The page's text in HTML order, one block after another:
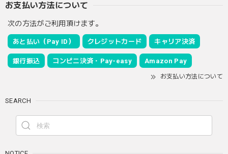
お支払い方法について
次の方法がご利用頂けます。
あと払い（Pay ID） クレジットカード キャリア決済
銀行振込 コンビニ決済・Pay-easy Amazon Pay
お支払い方法について
SEARCH